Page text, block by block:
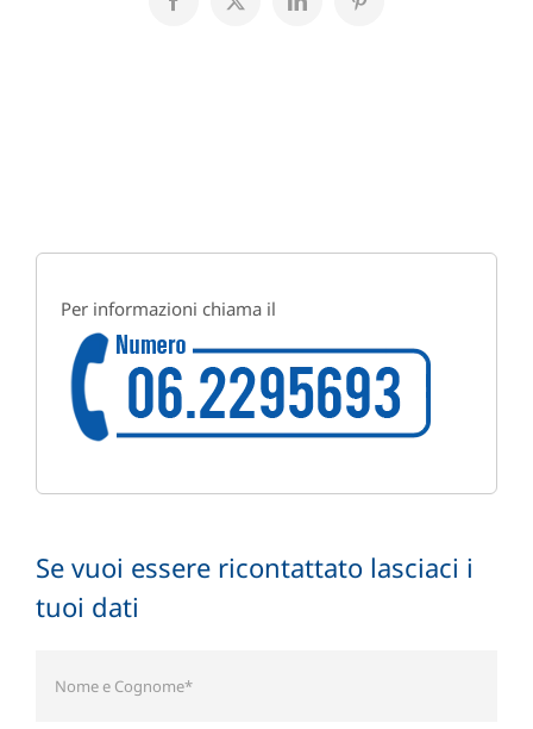
Facebook
X LinkedInPinterest
Per informazioni chiama il
Se vuoi essere ricontattato lasciaci i
tuoi dati